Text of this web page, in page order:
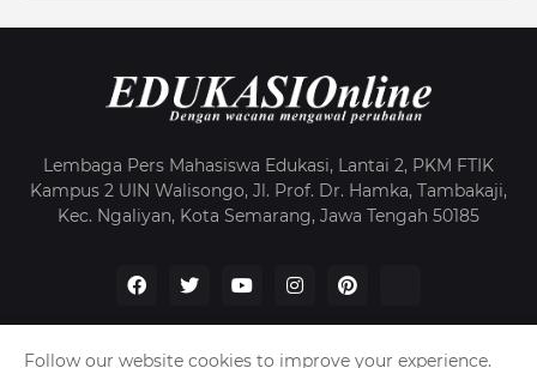
Lembaga Pers Mahasiswa Edukasi, Lantai 2, PKM FTIK
Kampus 2 UIN Walisongo, Jl. Prof. Dr. Hamka, Tambakaji,
Kec. Ngaliyan, Kota Semarang, Jawa Tengah 50185
Follow our website cookies to improve your experience.